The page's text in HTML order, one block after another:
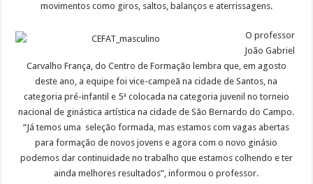
movimentos como giros, saltos, balanços e aterrissagens.
O professor
João Gabriel
Carvalho França, do Centro de Formação lembra que, em agosto
deste ano, a equipe foi vice-campeã na cidade de Santos, na
categoria pré-infantil e 5ª colocada na categoria juvenil no torneio
nacional de ginástica artística na cidade de São Bernardo do Campo.
“Já temos uma seleção formada, mas estamos com vagas abertas
para formação de novos jovens e agora com o novo ginásio
podemos dar continuidade no trabalho que estamos colhendo e ter
ainda melhores resultados”, informou o professor.